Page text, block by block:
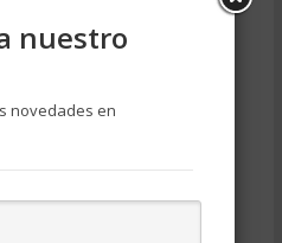
y web en este
que comente.
nuestro
novedades en